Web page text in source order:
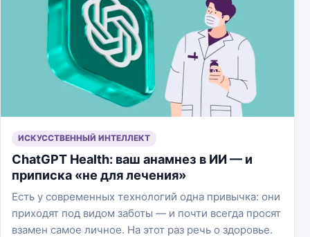
ИСКУССТВЕННЫЙ ИНТЕЛЛЕКТ
ChatGPT Health: ваш анамнез в ИИ — и
приписка «не для лечения»
Есть у современных технологий одна привычка: они
приходят под видом заботы — и почти всегда просят
взамен самое личное. На этот раз речь о здоровье.